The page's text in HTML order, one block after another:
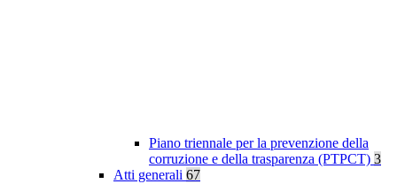
Piano triennale per la prevenzione della
corruzione e della trasparenza (PTPCT) 3
Atti generali 67